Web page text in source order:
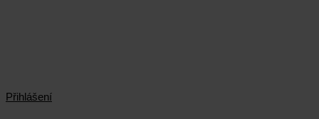
Přihlášení